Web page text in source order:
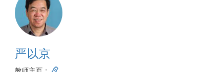
严以京
教师主页：